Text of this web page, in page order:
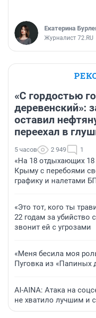
Екатерина
Журналист 72.RU
«С гордостью
деревенский»:
оставил
переехал в
5 часов 2 949 1
«На 18 отдыхающих
Крыму с перебоями
графику и налетами
«Это тот, кого ты
22 годам за убийство
звонит ей с угрозами
«Меня бесила моя
Пуговка из «Папиных
AI-AINA: Атака на
не хватило лучшим и